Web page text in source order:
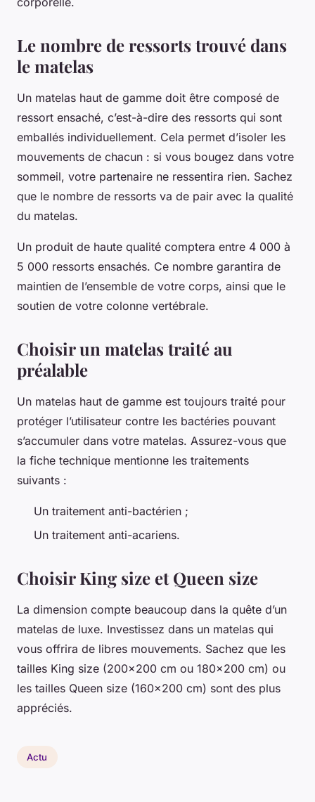
Le nombre de ressorts trouvé dans
le matelas
Un matelas haut de gamme doit être composé de
ressort ensaché, c’est-à-dire des ressorts qui sont
emballés individuellement. Cela permet d’isoler les
mouvements de chacun : si vous bougez dans votre
sommeil, votre partenaire ne ressentira rien. Sachez
que le nombre de ressorts va de pair avec la qualité
du matelas.
Un produit de haute qualité comptera entre 4 000 à
5 000 ressorts ensachés. Ce nombre garantira de
maintien de l’ensemble de votre corps, ainsi que le
soutien de votre colonne vertébrale.
Choisir un matelas traité au
préalable
Un matelas haut de gamme est toujours traité pour
protéger l’utilisateur contre les bactéries pouvant
s’accumuler dans votre matelas. Assurez-vous que
la fiche technique mentionne les traitements
suivants :
Un traitement anti-bactérien ;
Un traitement anti-acariens.
Choisir King size et Queen size
La dimension compte beaucoup dans la quête d’un
matelas de luxe. Investissez dans un matelas qui
vous offrira de libres mouvements. Sachez que les
tailles King size (200×200 cm ou 180×200 cm) ou
les tailles Queen size (160×200 cm) sont des plus
appréciés.
Actu